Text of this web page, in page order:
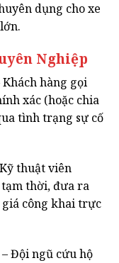
dụng cho xe
Nghiệp
hàng gọi
xác (hoặc chia
tình trạng sự cố
thuật viên
thời, đưa ra
công khai trực
– Đội ngũ cứu hộ